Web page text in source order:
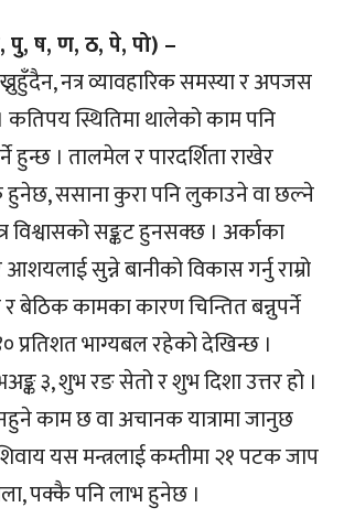
पु, ष, ण, ठ, पे, पो) –
नत्र व्यावहारिक समस्या र अपजस
कतिपय स्थितिमा थालेको काम पनि
हुन्छ । तालमेल र पारदर्शिता राखेर
हुनेछ, ससाना कुरा पनि लुकाउने वा छल्ने
विश्वासको सङ्कट हुनसक्छ । अर्काका
सुन्ने बानीको विकास गर्नु राम्रो
बेठिक कामका कारण चिन्तित बन्नुपर्ने
भाग्यबल रहेको देखिन्छ ।
३, शुभ रङ सेतो र शुभ दिशा उत्तर हो ।
काम छ वा अचानक यात्रामा जानुछ
यस मन्त्रलाई कम्तीमा २१ पटक जाप
पक्कै पनि लाभ हुनेछ ।